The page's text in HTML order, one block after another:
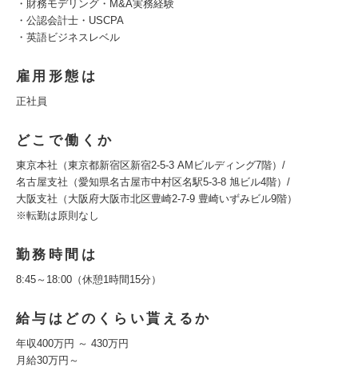
・財務モデリング・M&A実務経験
・公認会計士・USCPA
・英語ビジネスレベル
雇用形態は
正社員
どこで働くか
東京本社（東京都新宿区新宿2-5-3 AMビルディング7階）/
名古屋支社（愛知県名古屋市中村区名駅5-3-8 旭ビル4階）/
大阪支社（大阪府大阪市北区豊崎2-7-9 豊崎いずみビル9階）
※転勤は原則なし
勤務時間は
8:45～18:00（休憩1時間15分）
給与はどのくらい貰えるか
年収400万円 ～ 430万円
月給30万円～